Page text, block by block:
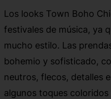
Los looks Town Boho
festivales de música, ya
mucho estilo. Las
bohemio y sofisticado,
neutros, flecos, detalles
algunos toques